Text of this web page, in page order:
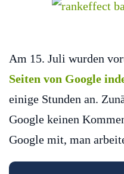
Am 15. Juli wurden
Seiten von Google
einige Stunden an.
Google keinen
Google mit, man